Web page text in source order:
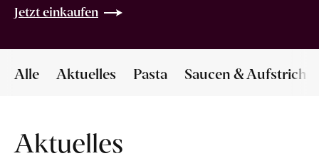
Jetzt einkaufen
Alle Aktuelles Pasta Saucen & Aufstriche
Aktuelles